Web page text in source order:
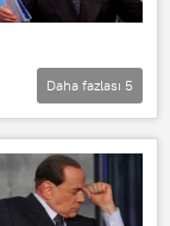
Daha fazlası 5